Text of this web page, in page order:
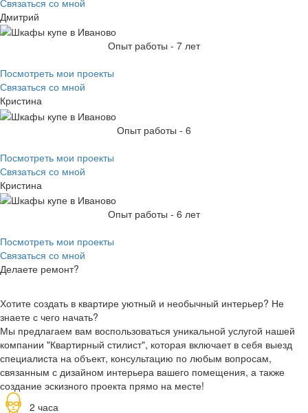
Дмитрий
Опыт работы - 7 лет
Посмотреть мои проекты
Связаться со мной
Кристина
Опыт работы - 6
Посмотреть мои проекты
Связаться со мной
Кристина
Опыт работы - 6 лет
Посмотреть мои проекты
Связаться со мной
Делаете ремонт?
Хотите создать в квартире уютный и необычный интерьер? Не
знаете с чего начать?
Мы предлагаем вам воспользоваться уникальной услугой нашей
компании "Квартирный стилист", которая включает в себя выезд
специалиста на объект, консультацию по любым вопросам,
связанным с дизайном интерьера вашего помещения, а также
создание эскизного проекта прямо на месте!
2 часа